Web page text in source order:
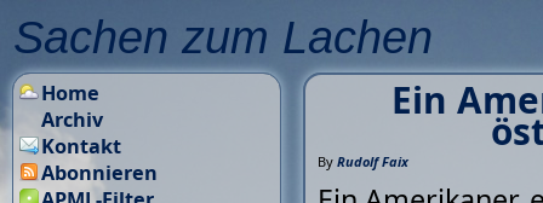
Sachen zum Lachen
Ein
By Rudolf Faix
Home
Archiv
Kontakt
Abonnieren